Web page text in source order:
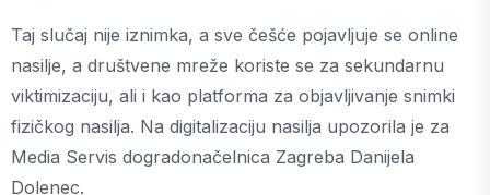
Taj slučaj nije iznimka, a sve češće pojavljuje se online
nasilje, a društvene mreže koriste se za sekundarnu
viktimizaciju, ali i kao platforma za objavljivanje snimki
fizičkog nasilja. Na digitalizaciju nasilja upozorila je za
Media Servis dogradonačelnica Zagreba Danijela
Dolenec.